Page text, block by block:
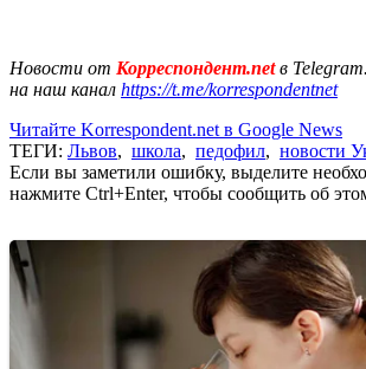
Новости от Корреспондент.netв
на наш канал https://t.me/korrespondentnet
Читайте Korrespondent.net в Google News
ТЕГИ: Львов, школа, педофил, новости
Если вы заметили ошибку, выделите
нажмите Ctrl+Enter, чтобы сообщить об